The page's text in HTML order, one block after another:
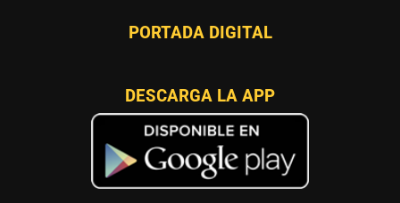
PORTADA DIGITAL
DESCARGA LA APP